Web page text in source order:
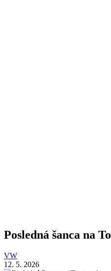
Posledná šanca na
VW
12. 5. 2026